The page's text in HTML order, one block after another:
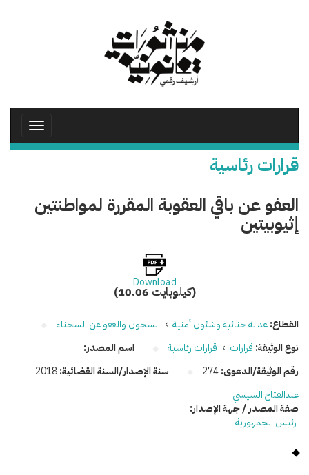
Toggle
قرارات رئاسية
العفو عن باقي العقوبة المقررة لمواطنتين
إثيوبيتين
Download
(10.06 كيلوبايت)
القطاع:عدالة جنائية وشئون أمنية › السجون والعفو عن السجناء
نوع الوثيقة: قرارات › قرارات رئاسية
رقم الوثيقة/الدعوى:274 سنة الإصدار/السنة القضائية:2018
اسم المصدر:
عبدالفتاح السيسي
صفة المصدر / جهة الإصدار:
رئيس الجمهورية